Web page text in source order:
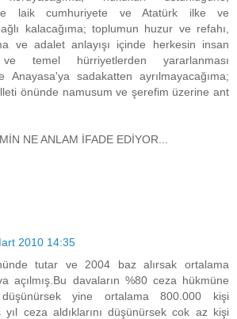
laik cumhuriyete ve Atatürk ilke ve
kalacağıma; toplumun huzur ve refahı,
ve adalet anlayışı içinde herkesin insan
ve temel hürriyetlerden yararlanması
Anayasa'ya sadakatten ayrılmayacağıma;
önünde namusum ve şerefim üzerine ant
NE ANLAM İFADE EDİYOR...
2010 14:35
tutar ve 2004 baz alırsak ortalama
açılmış.Bu davaların %80 ceza hükmüne
düşünürsek yine ortalama 800.000 kişi
yıl ceza aldıklarını düşünürsek cok az kişi